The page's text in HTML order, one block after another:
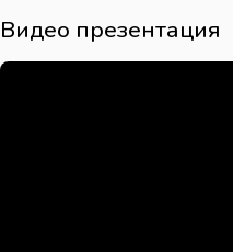
Видео презентация